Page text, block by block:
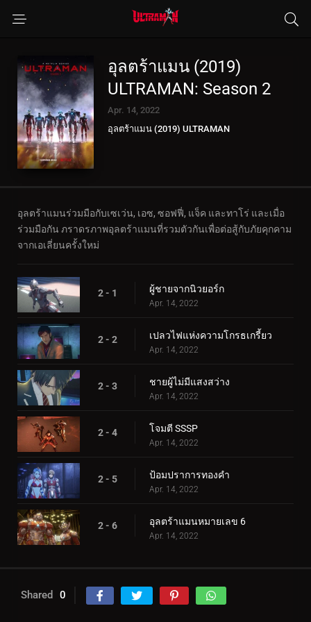
อุลตร้าแมน (2019)
ULTRAMAN: Season 2
Apr. 14, 2022
อุลตร้าแมน (2019) ULTRAMAN
อุลตร้าแมนร่วมมือกับเซเว่น, เอซ, ซอฟฟี่, แจ็ค และทาโร่ และเมื่อ
ร่วมมือกัน ภราดรภาพอุลตร้าแมนที่รวมตัวกันเพื่อต่อสู้กับภัยคุกคาม
จากเอเลี่ยนครั้งใหม่
2 - 1 ผู้ชายจากนิวยอร์ก
Apr. 14, 2022
2 - 2 เปลวไฟแห่งความโกรธเกรี้ยว
Apr. 14, 2022
2 - 3 ชายผู้ไม่มีแสงสว่าง
Apr. 14, 2022
2 - 4 โจมตี SSSP
Apr. 14, 2022
2 - 5 ป้อมปราการทองคำ
Apr. 14, 2022
2 - 6 อุลตร้าแมนหมายเลข 6
Apr. 14, 2022
Shared 0